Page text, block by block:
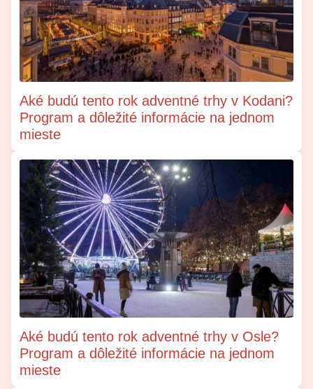
Aké budú tento rok adventné trhy v Kodani?
Program a dôležité informácie na jednom
mieste
Aké budú tento rok adventné trhy v Osle?
Program a dôležité informácie na jednom
mieste